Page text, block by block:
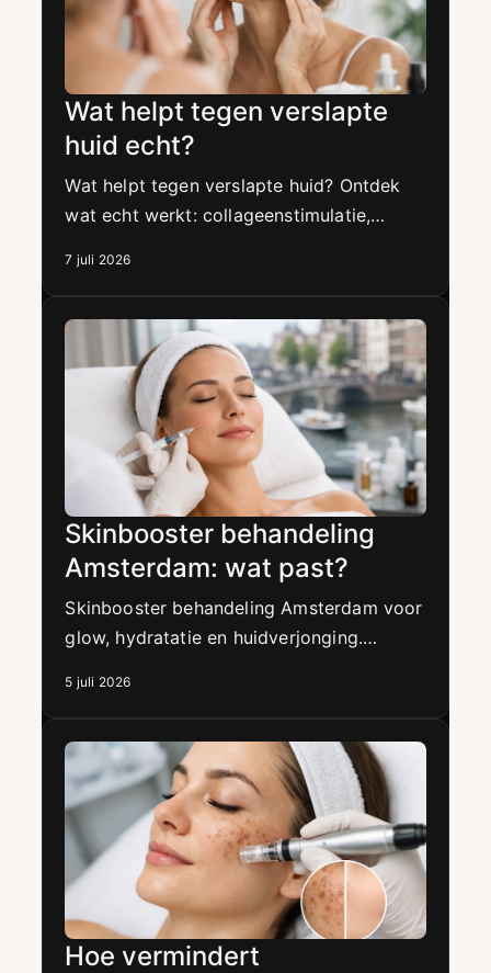
Wat helpt tegen verslapte
huid echt?
Wat helpt tegen verslapte huid? Ontdek
wat echt werkt: collageenstimulatie,
behandelingen met resultaat.
7 juli 2026
Skinbooster behandeling
Amsterdam: wat past?
Skinbooster behandeling Amsterdam voor
glow, hydratatie en huidverjonging.
jouw huid en doelen.
5 juli 2026
Hoe vermindert